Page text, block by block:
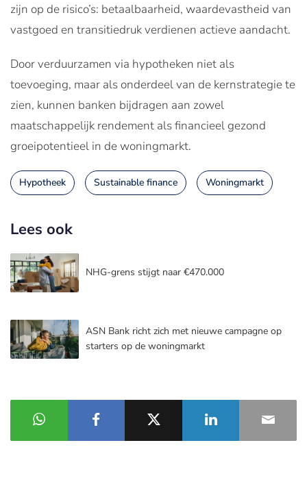
zijn op de risico’s: betaalbaarheid, waardevastheid van
vastgoed en transitie­druk verdienen actieve aandacht.
Door verduurzamen via hypotheken niet als
toevoeging, maar als onderdeel van de kernstrategie te
zien, kunnen banken bijdragen aan zowel
maatschappelijk rendement als financieel gezond
groeipotentieel in de woningmarkt.
Hypotheek Sustainable finance Woningmarkt
Lees ook
NHG-grens stijgt naar €470.000
ASN Bank richt zich met nieuwe campagne op
starters op de woningmarkt